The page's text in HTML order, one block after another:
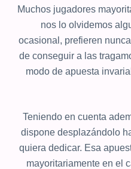
Muchos jugadores
nos lo olvidemos
ocasional, prefieren
de conseguir a las
modo de apuesta
Teniendo en cuenta
dispone desplazándolo
quiera dedicar. Esa
mayoritariamente en el